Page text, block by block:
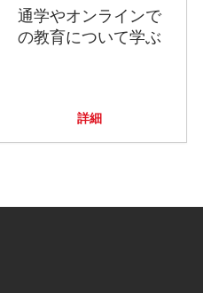
通学やオンラインで
の教育について学ぶ
詳細